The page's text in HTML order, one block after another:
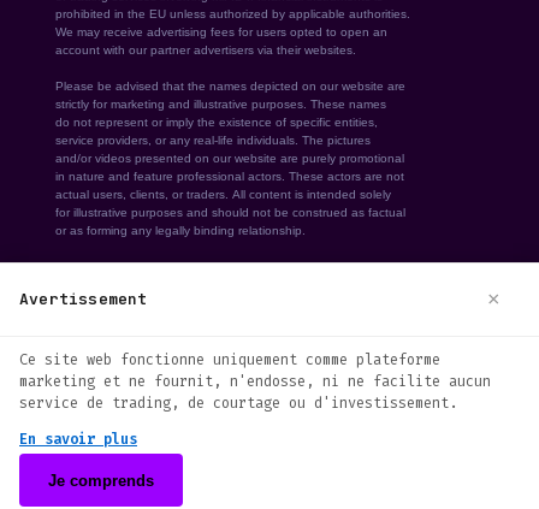
© 2026 immediate-mentax. Tous droits
We use cookies to enhance your browsing
website, you agree to our use of
cookies. See ourCookie Policyfor more
information.
Avertissement ×
Ce site web fonctionne uniquement comme plateforme
marketing et ne fournit, n'endosse, ni ne facilite aucun
service de trading, de courtage ou d'investissement.
En savoir plus
Je comprends